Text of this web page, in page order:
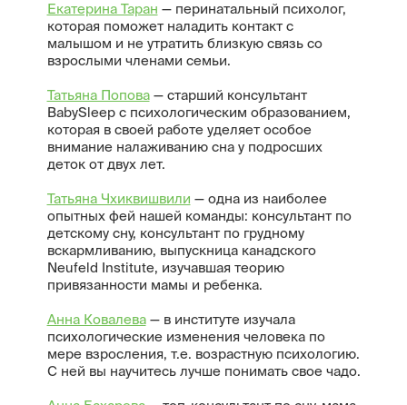
Екатерина Таран — перинатальный психолог,
которая поможет наладить контакт с
малышом и не утратить близкую связь со
взрослыми членами семьи.
Татьяна Попова— старший консультант
BabySleep с психологическим образованием,
которая в своей работе уделяет особое
внимание налаживанию сна у подросших
деток от двух лет.
Татьяна Чхиквишвили — одна из наиболее
опытных фей нашей команды: консультант по
детскому сну, консультант по грудному
вскармливанию, выпускница канадского
Neufeld Institute, изучавшая теорию
привязанности мамы и ребенка.
Анна Ковалева— в институте изучала
психологические изменения человека по
мере взросления, т.е. возрастную психологию.
С ней вы научитесь лучше понимать свое чадо.